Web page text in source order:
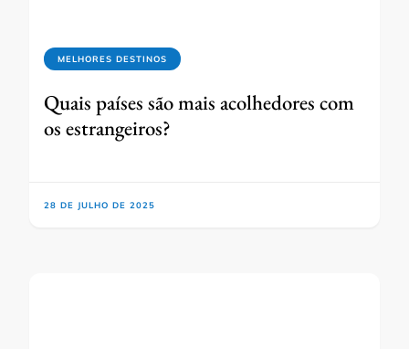
MELHORES DESTINOS
Quais países são mais acolhedores com
os estrangeiros?
28 DE JULHO DE 2025